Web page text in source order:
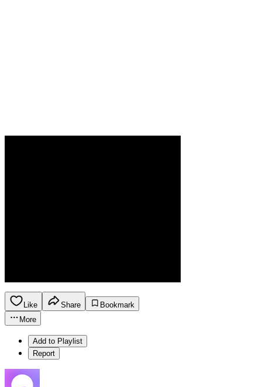
Like Share
Bookmark
More
Add to Playlist
Report